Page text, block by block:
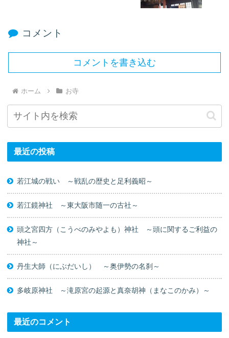
コメント
コメントを書き込む
ホーム お寺
最近の投稿
若江城の戦い ～戦乱の歴史と足利義昭～
若江鏡神社 ～東大阪市随一の古社～
頭之宮四方（こうべのみやよも）神社 ～頭に関するご利益の
神社～
丹生大師（にぶだいし） ～奥伊勢の名刹～
多岐原神社 ～滝原宮の起源と真奈胡神（まなこのかみ）～
最近のコメント